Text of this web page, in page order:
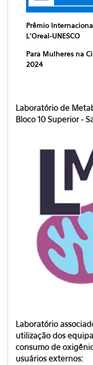
Prêmio
L'Oreal-UNESCO
Para Mulheres na
2024
Laboratório de
Bloco 10 Superior -
Laboratório
utilização dos
consumo de
usuários externos: